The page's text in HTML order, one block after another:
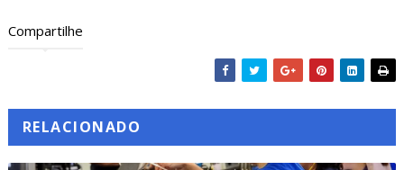
Compartilhe
RELACIONADO